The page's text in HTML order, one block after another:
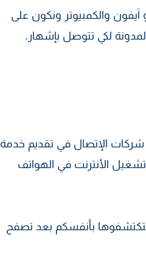
اَيفون والكمبيوتر ونكون على
لكي تتوصل بإشهار.
شركات الإتصال في تقديم خدمة
الأنترنت في الهواتف
بأنفسكم بعد تصفح